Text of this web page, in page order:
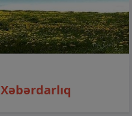
Xəbərdarlıq